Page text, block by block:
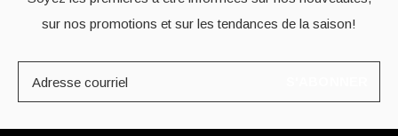
sur nos promotions et sur les tendances de la saison!